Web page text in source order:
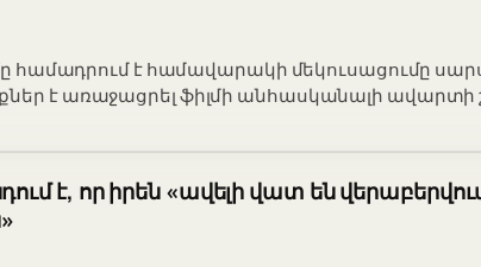
համադրում է համավարակի մեկուսացումը
է առաջացրել ֆիլմի անհասկանալի ավարտի
է, որ իրեն «ավելի վատ են